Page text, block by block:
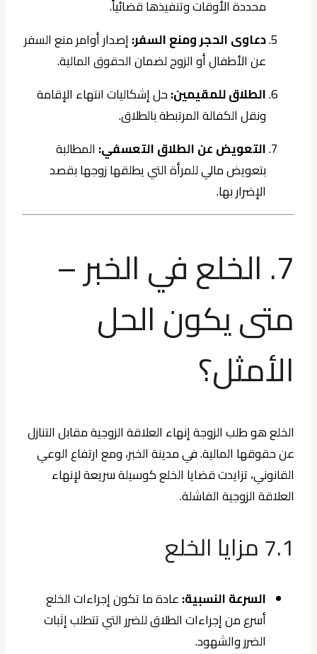
محددة الأوقات وتنفيذها قضائياً.
دعاوى الحجر ومنع السفر:إصدار أوامر منع السفر
عن الأطفال أو الزوج لضمان الحقوق المالية.
الطلاق للمقيمين:حل إشكاليات انتهاء الإقامة
ونقل الكفالة المرتبطة بالطلاق.
التعويض عن الطلاق التعسفي: المطالبة
بتعويض مالي للمرأة التي يطلقها زوجها بقصد
الإضرار بها.
7. الخلع في الخبر –
متى يكون الحل
الأمثل؟
الخلع هو طلب الزوجة إنهاء العلاقة الزوجية مقابل التنازل
عن حقوقها المالية. في مدينة الخبر، ومع ارتفاع الوعي
القانوني، تزايدت قضايا الخلع كوسيلة سريعة لإنهاء
العلاقة الزوجية الفاشلة.
7.1 مزايا الخلع
السرعة النسبية:عادة ما تكون إجراءات الخلع
أسرع من إجراءات الطلاق للضرر التي تتطلب إثبات
الضرر والشهود.